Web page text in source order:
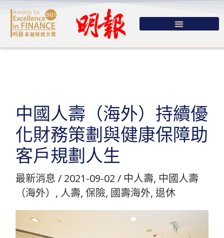
中國人壽（海外）持續優
化財務策劃與健康保障助
客戶規劃人生
最新消息 / 2021-09-02 / 中人壽, 中國人壽
（海外） , 人壽, 保險, 國壽海外, 退休